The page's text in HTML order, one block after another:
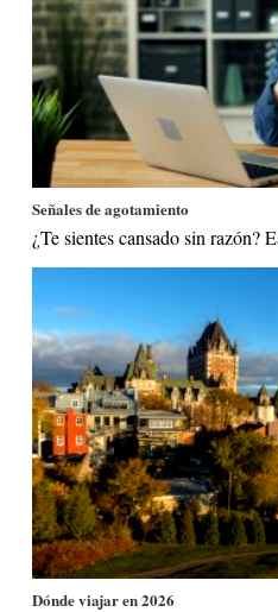
Señales de agotamiento
¿Te sientes cansado sin razón?
Dónde viajar en 2026